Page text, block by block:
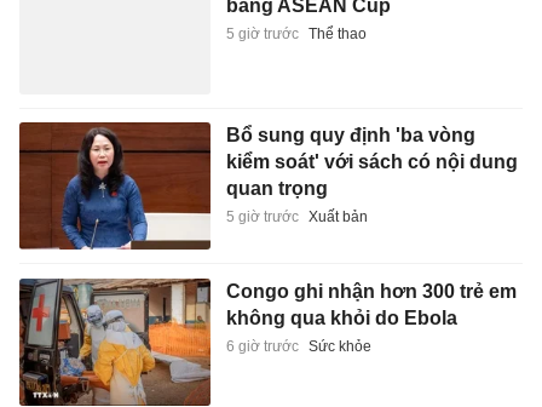
bảng ASEAN Cup
5 giờ trước Thể thao
Bổ sung quy định 'ba vòng
kiểm soát' với sách có nội dung
quan trọng
5 giờ trước Xuất bản
Congo ghi nhận hơn 300 trẻ em
không qua khỏi do Ebola
6 giờ trước Sức khỏe